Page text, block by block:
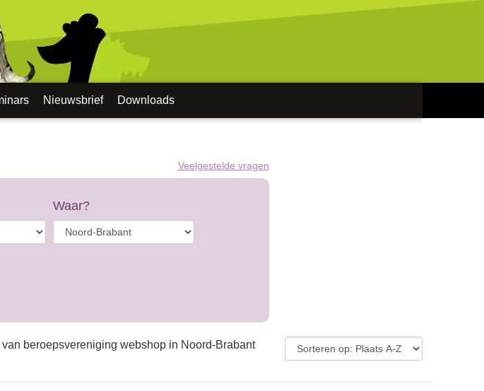
Nieuwsbrief Downloads
Veelgestelde vragen
Waar?
beroepsvereniging webshop in Noord-Brabant